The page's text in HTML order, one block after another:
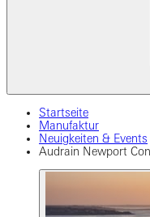
Startseite
Manufaktur
Neuigkeiten & Events
Audrain Newport